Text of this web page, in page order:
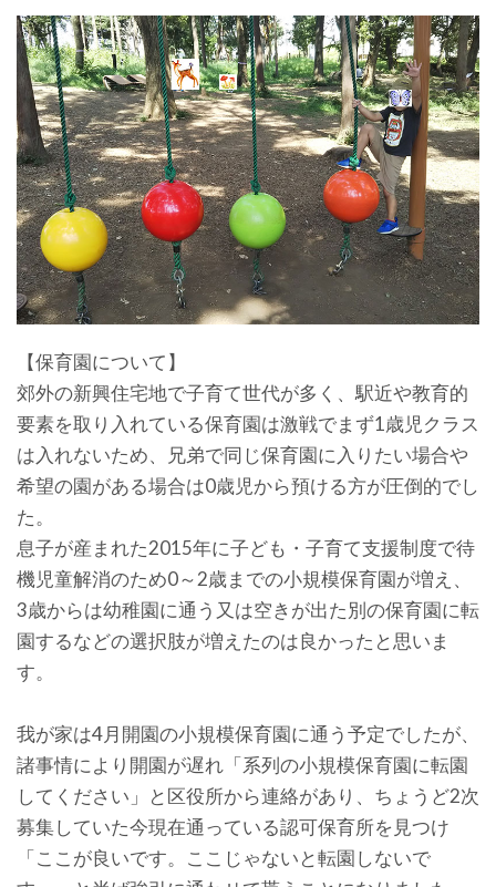
【保育園について】
郊外の新興住宅地で子育て世代が多く、駅近や教育的
要素を取り入れている保育園は激戦でまず1歳児クラス
は入れないため、兄弟で同じ保育園に入りたい場合や
希望の園がある場合は0歳児から預ける方が圧倒的でし
た。
息子が産まれた2015年に子ども・子育て支援制度で待
機児童解消のため0～2歳までの小規模保育園が増え、
3歳からは幼稚園に通う又は空きが出た別の保育園に転
園するなどの選択肢が増えたのは良かったと思いま
す。
我が家は4月開園の小規模保育園に通う予定でしたが、
諸事情により開園が遅れ「系列の小規模保育園に転園
してください」と区役所から連絡があり、ちょうど2次
募集していた今現在通っている認可保育所を見つけ
「ここが良いです。ここじゃないと転園しないで